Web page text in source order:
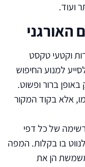
ועוד.
וקטעי טקסט
למנוע החיפוש
ברור ופשוט.
אלא בקוד המקור
של כל דפי
בו בקלות. המפה
הן את